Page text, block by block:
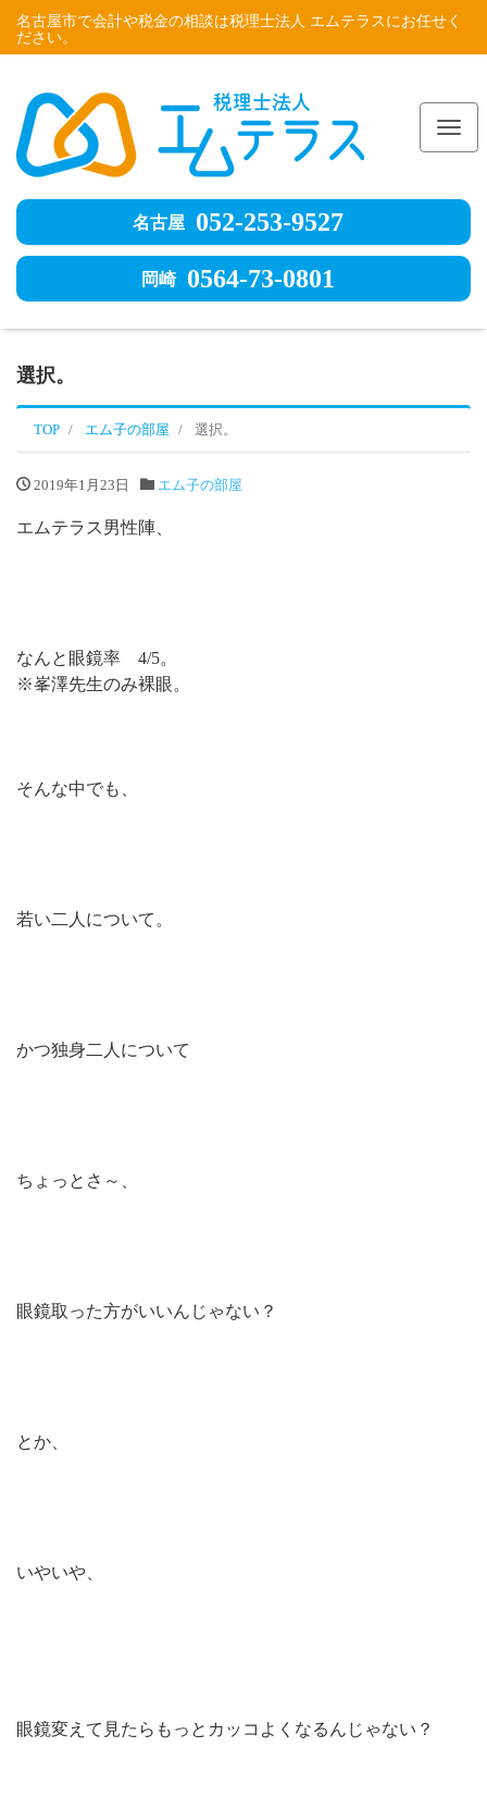
名古屋市で会計や税金の相談は税理士法人 エムテラスにお任せく
ださい。
名古屋 052-253-9527
岡崎 0564-73-0801
選択。
TOP エム子の部屋 選択。
2019年1月23日 エム子の部屋
エムテラス男性陣、
なんと眼鏡率 4/5。
※峯澤先生のみ裸眼。
そんな中でも、
若い二人について。
かつ独身二人について
ちょっとさ～、
眼鏡取った方がいいんじゃない？
とか、
いやいや、
眼鏡変えて見たらもっとカッコよくなるんじゃない？